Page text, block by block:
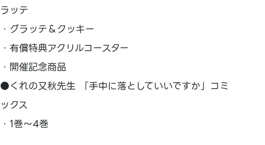
ラッテ
・グラッテ＆クッキー
・有償特典アクリルコースター
・開催記念商品
●くれの又秋先生 「手中に落としていいですか」コミ
ックス
・1巻～4巻